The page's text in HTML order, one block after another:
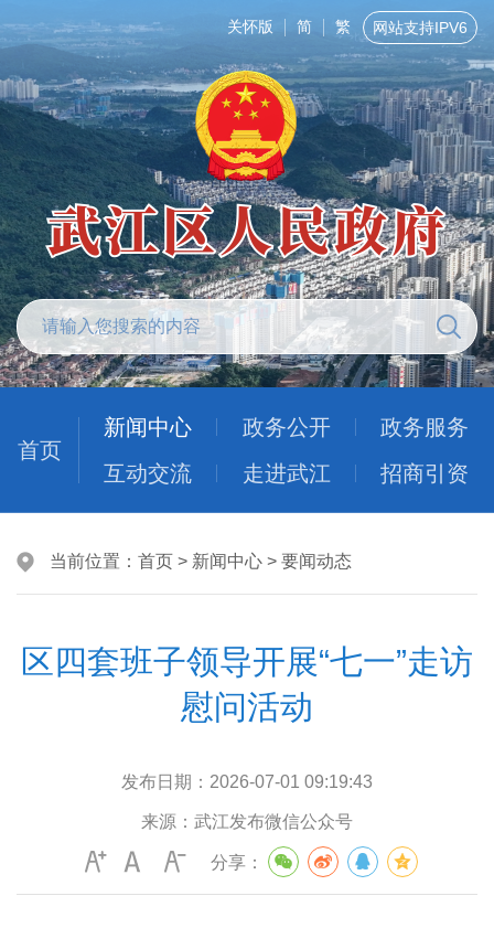
关怀版 简 繁 网站支持IPV6
首页
新闻中心 政务公开
政务服务
互动交流
走进武江 招商引资
当前位置： 首页 > 新闻中心 > 要闻动态
区四套班子领导开展“七一”走访
慰问活动
发布日期： 2026-07-01 09:19:43
来源： 武江发布微信公众号
分享：